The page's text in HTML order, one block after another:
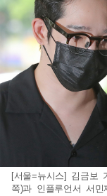
[서울=뉴시스] 김금보
쪽)과 인플루언서 서